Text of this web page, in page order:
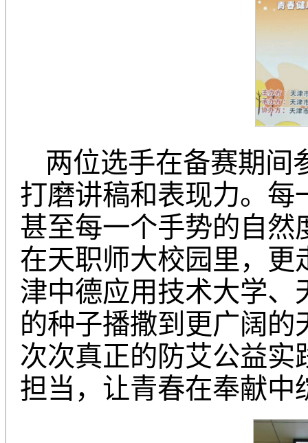
两位选手在备赛期间
打磨讲稿和表现力。每
甚至每一个手势的自
在天职师大校园里，更
津中德应用技术大学、
的种子播撒到更广阔
次次真正的防艾公益实
担当，让青春在奉献中